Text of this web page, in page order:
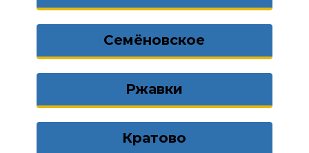
Семёновское
Ржавки
Кратово